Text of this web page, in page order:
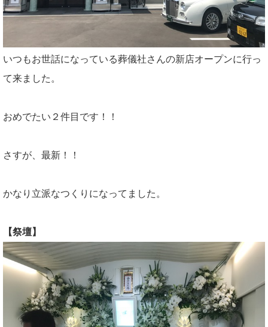
いつもお世話になっている葬儀社さんの新店オープンに行っ
て来ました。
おめでたい２件目です！！
さすが、最新！！
かなり立派なつくりになってました。
【祭壇】